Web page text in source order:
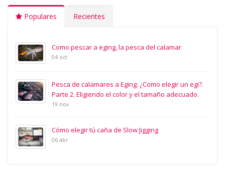
Populares Recientes
Como pescar a eging, la pesca del calamar
04 oct
Pesca de calamares a Eging: ¿Como elegir un egi?.
Parte 2. Eligiendo el color y el tamaño adecuado.
19 nov
Cómo elegir tú caña de Slow Jigging
06 abr